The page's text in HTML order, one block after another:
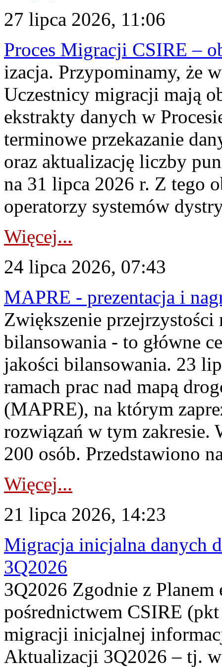
27 lipca 2026, 11:06
Proces Migracji CSIRE –
izacja. Przypominamy, że
Uczestnicy migracji mają
ekstrakty danych w
terminowe przekazanie
oraz aktualizację liczby
na 31 lipca 2026 r. Z tego
operatorzy systemów
Więcej...
24 lipca 2026, 07:43
MAPRE - prezentacja i
Zwiększenie
bilansowania - to główne
jakości bilansowania. 23
ramach prac nad mapą
(MAPRE), na którym
rozwiązań w tym zakresie.
200 osób. Przedstawiono
Więcej...
21 lipca 2026, 14:23
Migracja inicjalna danych
3Q2026
3Q2026 Zgodnie z
pośrednictwem CSIRE
migracji inicjalnej
Aktualizacji 3Q2026 – tj.